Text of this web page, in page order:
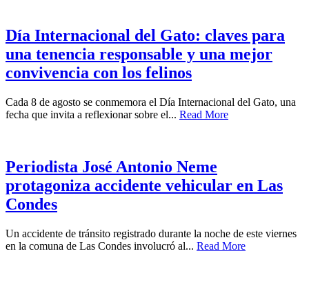
Día Internacional del Gato: claves para
una tenencia responsable y una mejor
convivencia con los felinos
Cada 8 de agosto se conmemora el Día Internacional del Gato, una
fecha que invita a reflexionar sobre el... Read More
Periodista José Antonio Neme
protagoniza accidente vehicular en Las
Condes
Un accidente de tránsito registrado durante la noche de este viernes
en la comuna de Las Condes involucró al... Read More